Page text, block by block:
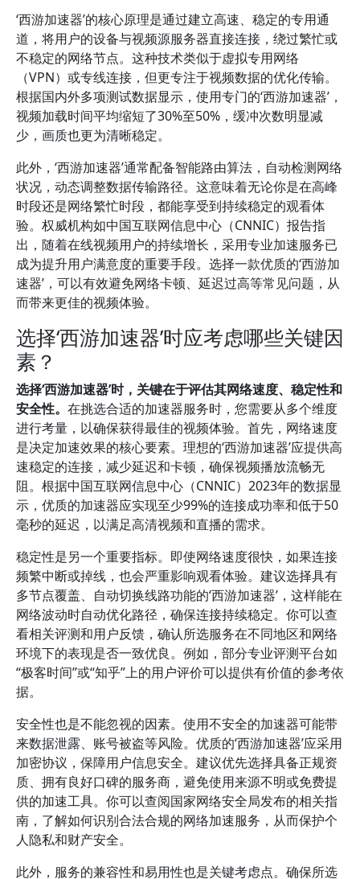
‘西游加速器’的核心原理是通过建立高速、稳定的专用通
道，将用户的设备与视频源服务器直接连接，绕过繁忙或
不稳定的网络节点。这种技术类似于虚拟专用网络
（VPN）或专线连接，但更专注于视频数据的优化传输。
根据国内外多项测试数据显示，使用专门的‘西游加速器’，
视频加载时间平均缩短了30%至50%，缓冲次数明显减
少，画质也更为清晰稳定。
此外，‘西游加速器’通常配备智能路由算法，自动检测网络
状况，动态调整数据传输路径。这意味着无论你是在高峰
时段还是网络繁忙时段，都能享受到持续稳定的观看体
验。权威机构如中国互联网信息中心（CNNIC）报告指
出，随着在线视频用户的持续增长，采用专业加速服务已
成为提升用户满意度的重要手段。选择一款优质的‘西游加
速器’，可以有效避免网络卡顿、延迟过高等常见问题，从
而带来更佳的视频体验。
选择‘西游加速器’时应考虑哪些关键因
素？
选择‘西游加速器’时，关键在于评估其网络速度、稳定性和
安全性。 在挑选合适的加速器服务时，您需要从多个维度
进行考量，以确保获得最佳的视频体验。首先，网络速度
是决定加速效果的核心要素。理想的‘西游加速器’应提供高
速稳定的连接，减少延迟和卡顿，确保视频播放流畅无
阻。根据中国互联网信息中心（CNNIC）2023年的数据显
示，优质的加速器应实现至少99%的连接成功率和低于50
毫秒的延迟，以满足高清视频和直播的需求。
稳定性是另一个重要指标。即使网络速度很快，如果连接
频繁中断或掉线，也会严重影响观看体验。建议选择具有
多节点覆盖、自动切换线路功能的‘西游加速器’，这样能在
网络波动时自动优化路径，确保连接持续稳定。你可以查
看相关评测和用户反馈，确认所选服务在不同地区和网络
环境下的表现是否一致优良。例如，部分专业评测平台如
“极客时间”或“知乎”上的用户评价可以提供有价值的参考依
据。
安全性也是不能忽视的因素。使用不安全的加速器可能带
来数据泄露、账号被盗等风险。优质的‘西游加速器’应采用
加密协议，保障用户信息安全。建议优先选择具备正规资
质、拥有良好口碑的服务商，避免使用来源不明或免费提
供的加速工具。你可以查阅国家网络安全局发布的相关指
南，了解如何识别合法合规的网络加速服务，从而保护个
人隐私和财产安全。
此外，服务的兼容性和易用性也是关键考虑点。确保所选